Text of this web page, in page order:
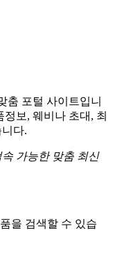
춤 포털 사이트입니
보, 웨비나 초대, 최
다.
가능한 맞춤 최신
을 검색할 수 있습